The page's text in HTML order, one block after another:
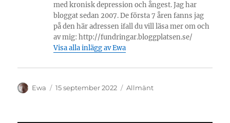
med kronisk depression och ångest. Jag har
bloggat sedan 2007. De första 7 åren fanns jag
på den här adressen ifall du vill läsa mer om och
av mig: http://fundringar.bloggplatsen.se/
Visa alla inlägg av Ewa
Författare
Ewa
Publicerat
15 september 2022 Kategorier
Allmänt